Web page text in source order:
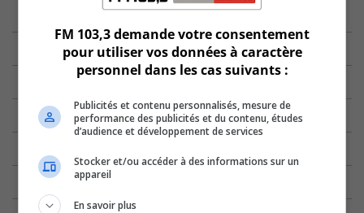
FM 103,3 demande votre consentement
pour utiliser vos données à caractère
personnel dans les cas suivants :
Publicités et contenu personnalisés, mesure de
performance des publicités et du contenu, études
d’audience et développement de services
Stocker et/ou accéder à des informations sur un
appareil
En savoir plus